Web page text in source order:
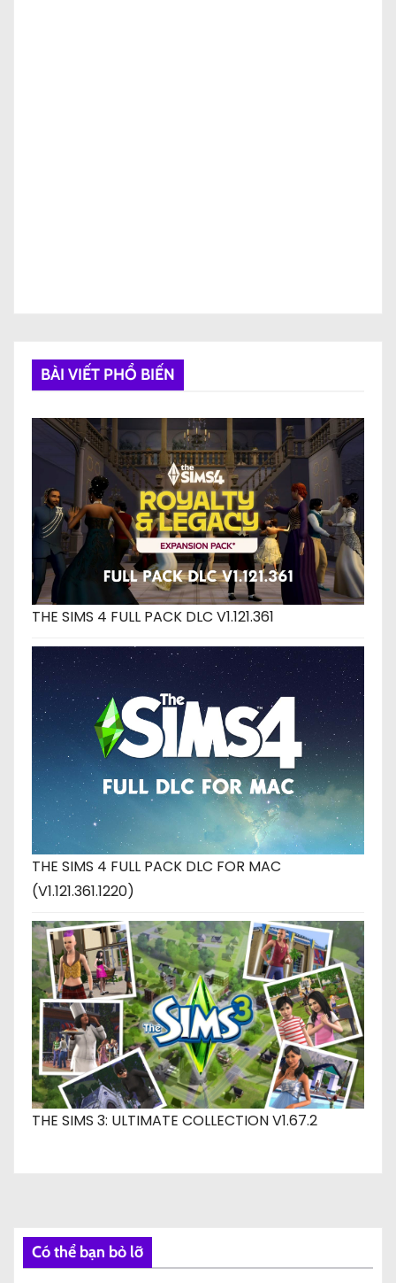
BÀI VIẾT PHỔ BIẾN
THE SIMS 4 FULL PACK DLC V1.121.361
THE SIMS 4 FULL PACK DLC FOR MAC
(V1.121.361.1220)
THE SIMS 3: ULTIMATE COLLECTION V1.67.2
Có thể bạn bỏ lỡ